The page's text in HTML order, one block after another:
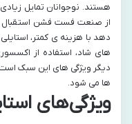
هستند. نوجوانان تمایل
از صنعت فست فشن استقبال
دهد با هزینه‌ ی کمتر،
های شاد، استفاده از
دیگر ویژگی‌ های این سبک
ها می‌ شود.
ویژگی‌های